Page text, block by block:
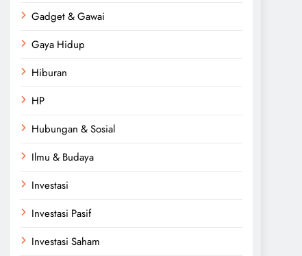
Gadget & Gawai
Gaya Hidup
Hiburan
HP
Hubungan & Sosial
Ilmu & Budaya
Investasi
Investasi Pasif
Investasi Saham